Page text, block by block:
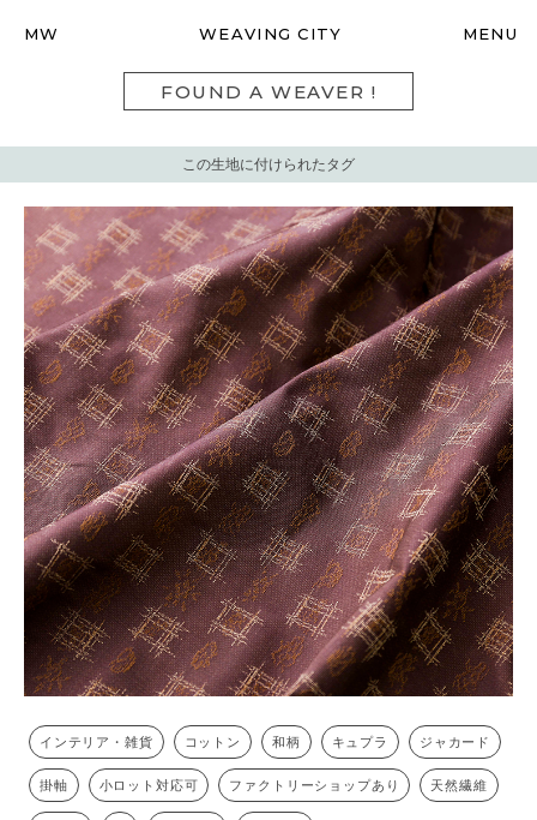
MW MENU
WEAVING CITY
FOUND A WEAVER !
この生地に付けられたタグ
インテリア・雑貨 コットン 和柄 キュプラ ジャカード
掛軸 小ロット対応可 ファクトリーショップあり 天然繊維